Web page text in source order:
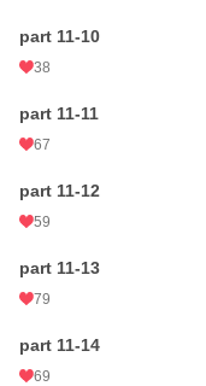
part 11-10
38
part 11-11
67
part 11-12
59
part 11-13
79
part 11-14
69